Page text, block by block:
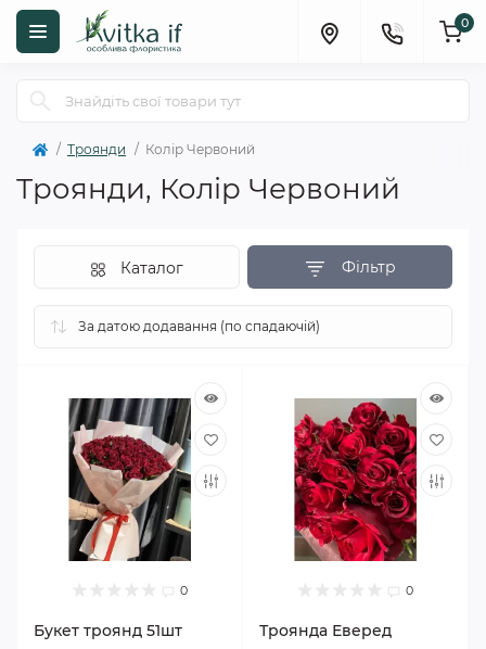
0
Троянди Колір Червоний
Троянди, Колір Червоний
Фільтр
Каталог
0
Букет троянд 51шт
0
Троянда Еверед